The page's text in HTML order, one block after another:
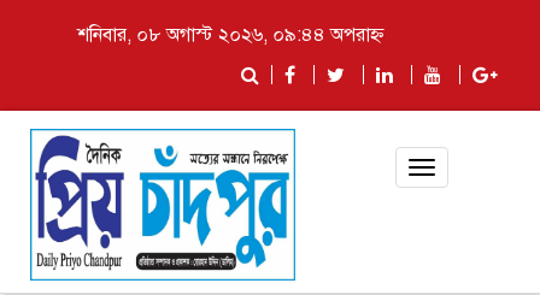
শনিবার, ০৮ অগাস্ট ২০২৬, ০৯:৪৪ অপরাহ্ন
Toggle